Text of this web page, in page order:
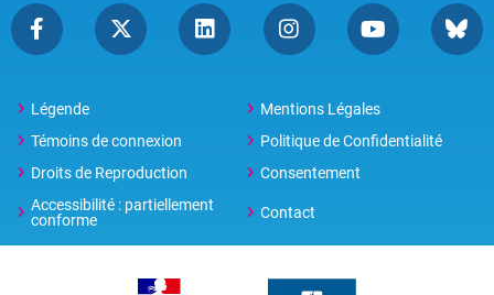
Légende
Mentions Légales
Témoins de connexion
Politique de Confidentialité
Droits de Reproduction
Consentement
Accessibilité : partiellement
conforme
Contact